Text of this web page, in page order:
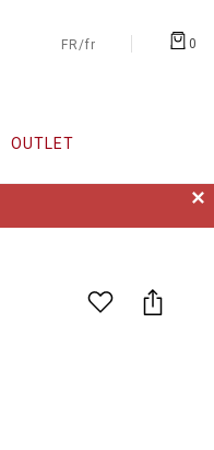
FR/fr 0
OUTLET
✕